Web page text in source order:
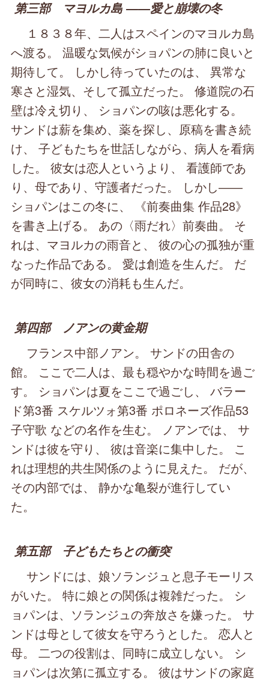
第三部 マヨルカ島 ――愛と崩壊の冬
１８３８年、二人はスペインのマヨルカ島
へ渡る。 温暖な気候がショパンの肺に良いと
期待して。 しかし待っていたのは、 異常な
寒さと湿気、そして孤立だった。 修道院の石
壁は冷え切り、 ショパンの咳は悪化する。
サンドは薪を集め、薬を探し、原稿を書き続
け、 子どもたちを世話しながら、病人を看病
した。 彼女は恋人というより、 看護師であ
り、母であり、守護者だった。 しかし――
ショパンはこの冬に、 《前奏曲集 作品28》
を書き上げる。 あの〈雨だれ〉前奏曲。 そ
れは、マヨルカの雨音と、 彼の心の孤独が重
なった作品である。 愛は創造を生んだ。 だ
が同時に、彼女の消耗も生んだ。
第四部 ノアンの黄金期
フランス中部ノアン。 サンドの田舎の
館。 ここで二人は、最も穏やかな時間を過ご
す。 ショパンは夏をここで過ごし、 バラー
ド第3番 スケルツォ第3番 ポロネーズ作品53
子守歌 などの名作を生む。 ノアンでは、 サ
ンドは彼を守り、 彼は音楽に集中した。 こ
れは理想的共生関係のように見えた。 だが、
その内部では、 静かな亀裂が進行してい
た。
第五部 子どもたちとの衝突
サンドには、娘ソランジュと息子モーリス
がいた。 特に娘との関係は複雑だった。 シ
ョパンは、ソランジュの奔放さを嫌った。 サ
ンドは母として彼女を守ろうとした。 恋人と
母。 二つの役割は、同時に成立しない。 シ
ョパンは次第に孤立する。 彼はサンドの家庭